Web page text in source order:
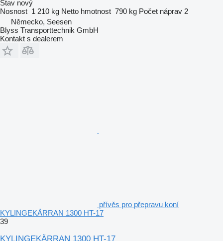
Stav nový
Nosnost 1 210 kg Netto hmotnost 790 kg Počet náprav 2
Německo, Seesen
Blyss Transporttechnik GmbH
Kontakt s dealerem
přívěs pro přepravu koní
KYLINGEKÄRRAN 1300 HT-17
39
KYLINGEKÄRRAN 1300 HT-17